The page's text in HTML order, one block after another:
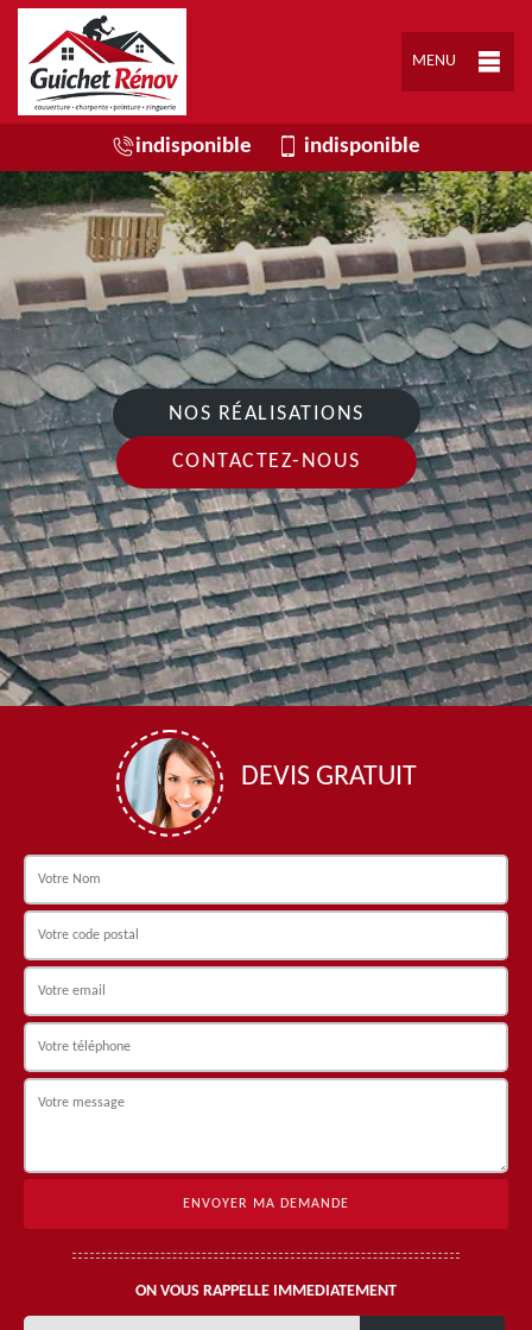
MENU
indisponible indisponible
NOS RÉALISATIONS
CONTACTEZ-NOUS
DEVIS GRATUIT
ON VOUS RAPPELLE IMMEDIATEMENT